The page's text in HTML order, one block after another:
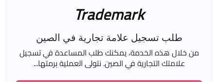
Trademark
طلب تسجيل علامة تجارية في الصين
من خلال هذه الخدمة، يمكنك طلب المساعدة في تسجيل
علامتك التجارية في الصين. نتولى العملية برمتها...